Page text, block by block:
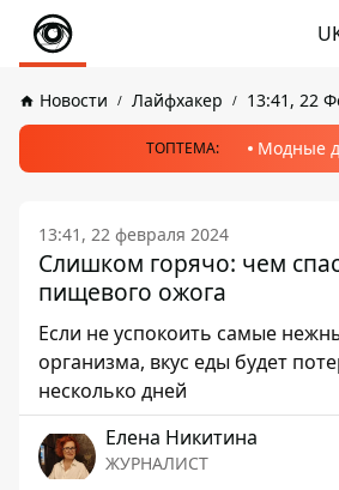
Новости Лайфхакер 13:41, 22
ТОПТЕМА: Модные
13:41, 22 февраля 2024
Слишком горячо: чем
пищевого ожога
Если не успокоить самые
организма, вкус еды будет
несколько дней
Елена Никитина
ЖУРНАЛИСТ